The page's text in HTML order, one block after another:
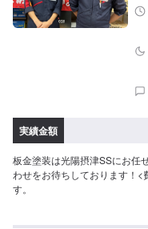
実績金額
板金塗装は光陽摂津SSにお任
わせをお待ちしております！<
す。